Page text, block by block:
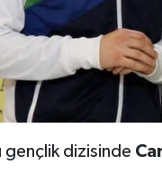
gençlik dizisinde